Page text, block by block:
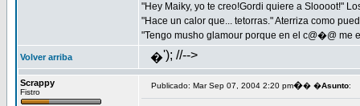
"Hey Maiky, yo te creo!Gordi quiere a Sloooot!"
"Hace un calor que... tetorras." Aterriza como
"Tengo musho glamour porque en el c@�@ me
Volver arriba �'); //-->
Scrappy
Fistro
Publicado: Mar Sep 07, 2004 2:20 pm�� �Asunto: